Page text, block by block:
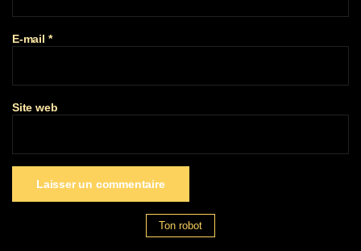
E-mail *
Site web
Ton robot